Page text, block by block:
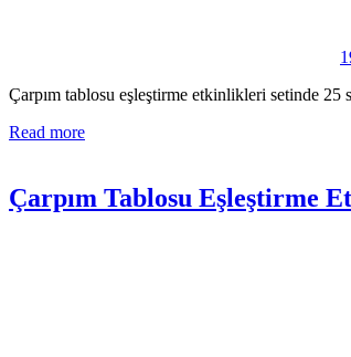
Çarpım tablosu eşleştirme etkinlikleri setinde 25
Read more
Çarpım Tablosu Eşleştirme